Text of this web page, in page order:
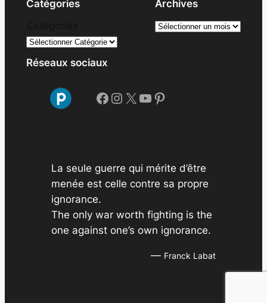
Catégories
Archives
A
v
Réseaux sociaux
Facebook Instagram X YouTube Pinterest
La seule guerre qui mérite d’être
menée est celle contre sa propre
ignorance.
The only war worth fighting is the
one against one’s own ignorance.
— Franck Labat